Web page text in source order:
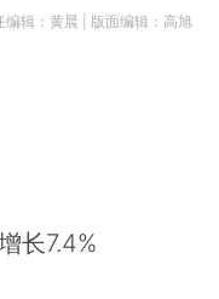
编辑：黄晨 | 版面编辑：高旭
长7.4%